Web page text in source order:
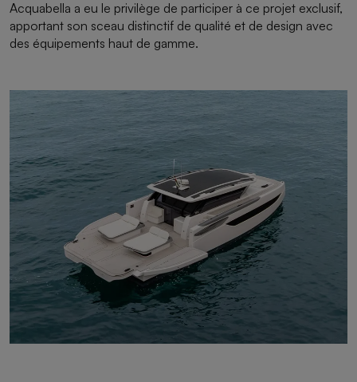
Acquabella a eu le privilège de participer à ce projet exclusif,
apportant son sceau distinctif de qualité et de design avec
des équipements haut de gamme.